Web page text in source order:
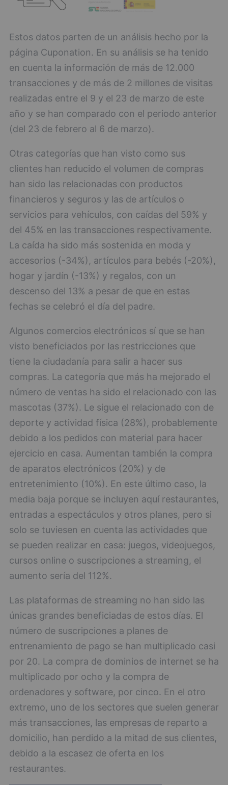
Estos datos parten de un análisis hecho por la
página Cuponation. En su análisis se ha tenido
en cuenta la información de más de 12.000
transacciones y de más de 2 millones de visitas
realizadas entre el 9 y el 23 de marzo de este
año y se han comparado con el periodo anterior
(del 23 de febrero al 6 de marzo).
Otras categorías que han visto como sus
clientes han reducido el volumen de compras
han sido las relacionadas con productos
financieros y seguros y las de artículos o
servicios para vehículos, con caídas del 59% y
del 45% en las transacciones respectivamente.
La caída ha sido más sostenida en moda y
accesorios (-34%), artículos para bebés (-20%),
hogar y jardín (-13%) y regalos, con un
descenso del 13% a pesar de que en estas
fechas se celebró el día del padre.
Algunos comercios electrónicos sí que se han
visto beneficiados por las restricciones que
tiene la ciudadanía para salir a hacer sus
compras. La categoría que más ha mejorado el
número de ventas ha sido el relacionado con las
mascotas (37%). Le sigue el relacionado con de
deporte y actividad física (28%), probablemente
debido a los pedidos con material para hacer
ejercicio en casa. Aumentan también la compra
de aparatos electrónicos (20%) y de
entretenimiento (10%). En este último caso, la
media baja porque se incluyen aquí restaurantes,
entradas a espectáculos y otros planes, pero si
solo se tuviesen en cuenta las actividades que
se pueden realizar en casa: juegos, videojuegos,
cursos online o suscripciones a streaming, el
aumento sería del 112%.
Las plataformas de streaming no han sido las
únicas grandes beneficiadas de estos días. El
número de suscripciones a planes de
entrenamiento de pago se han multiplicado casi
por 20. La compra de dominios de internet se ha
multiplicado por ocho y la compra de
ordenadores y software, por cinco. En el otro
extremo, uno de los sectores que suelen generar
más transacciones, las empresas de reparto a
domicilio, han perdido a la mitad de sus clientes,
debido a la escasez de oferta en los
restaurantes.